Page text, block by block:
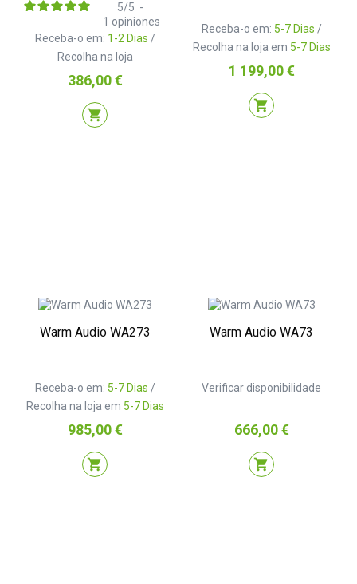
Receba-o em: 1-2 Dias /
Recolha na loja
5/5 -
1 opiniones
Preço
386,00 €
shopping_cart
Receba-o em: 5-7 Dias /
Recolha na loja em 5-7 Dias
Preço
1 199,00 €
shopping_cart
Warm Audio WA273
Receba-o em: 5-7 Dias /
Recolha na loja em 5-7 Dias
Preço
985,00 €
shopping_cart
Warm Audio WA73
Verificar disponibilidade
Preço
666,00 €
shopping_cart